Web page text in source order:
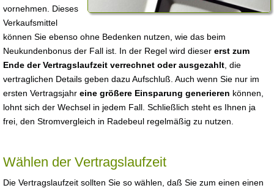
vornehmen. Dieses
Verkaufsmittel
können Sie ebenso ohne Bedenken nutzen, wie das beim
Neukundenbonus der Fall ist. In der Regel wird dieser erst zum
Ende der Vertragslaufzeit verrechnet oder ausgezahlt , die
vertraglichen Details geben dazu Aufschluß. Auch wenn Sie nur im
ersten Vertragsjahr eine größere Einsparung generieren können,
lohnt sich der Wechsel in jedem Fall. Schließlich steht es Ihnen ja
frei, den Stromvergleich in Radebeul regelmäßig zu nutzen.
Wählen der Vertragslaufzeit
Die Vertragslaufzeit sollten Sie so wählen, daß Sie zum einen einen